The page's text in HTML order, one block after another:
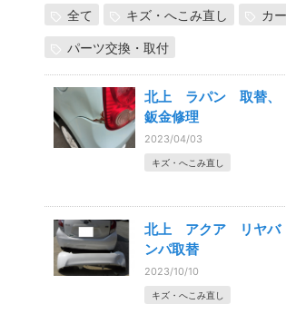
全て キズ・へこみ直し カ
パーツ交換・取付
北上 ラパン 取替、
鈑金修理
2023/04/03
キズ・へこみ直し
北上 アクア リヤバ
ンパ取替
2023/10/10
キズ・へこみ直し